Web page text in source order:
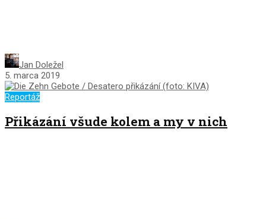
Jan Doležel
5. marca 2019
Reportáž
Přikázání všude kolem a my v nich